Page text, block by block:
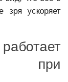
зря ускоряет
при